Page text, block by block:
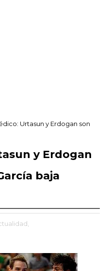
Urtasun y Erdogan son
y Erdogan
baja